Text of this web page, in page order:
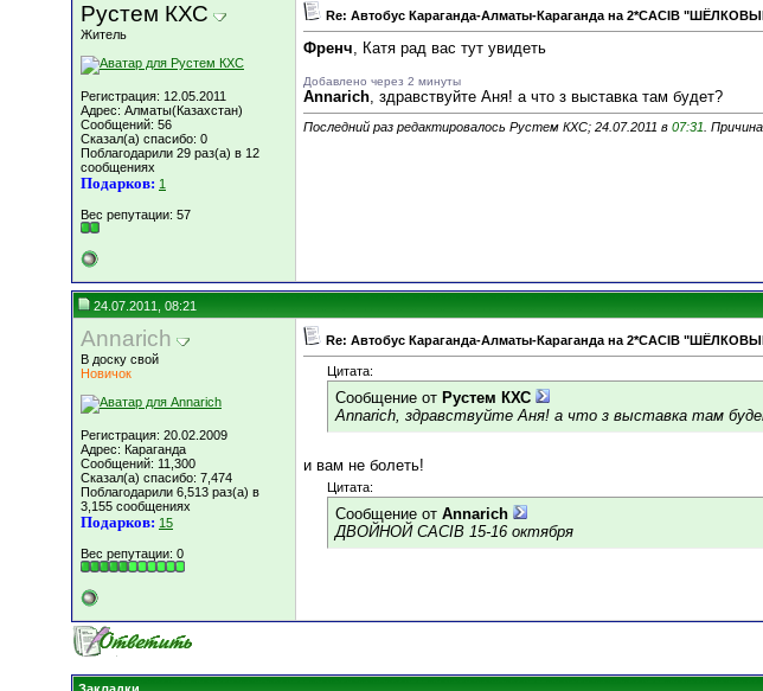
Рустем КХС
Житель
Регистрация: 12.05.2011
Адрес: Алматы(Казахстан)
Сообщений: 56
Сказал(а) спасибо: 0
Поблагодарили 29 раз(а) в 12
сообщениях
Подарков: 1
Вес репутации: 57
Re: Автобус Караганда-Алматы-Караганда на 2*CACIB
Френч, Катя рад вас тут увидеть
Добавлено через 2 минуты
Annarich, здравствуйте Аня! а что з выставка там будет?
Последний раз редактировалось Рустем КХС; 24.07.2011 в 07:31 .
24.07.2011, 08:21
Annarich
В доску свой
Новичок
Регистрация: 20.02.2009
Адрес: Караганда
Сообщений: 11,300
Сказал(а) спасибо: 7,474
Поблагодарили 6,513 раз(а) в
3,155 сообщениях
Подарков: 15
Вес репутации: 0
Re: Автобус Караганда-Алматы-Караганда на 2*CACIB
Цитата:
Сообщение от Рустем КХС
Annarich, здравствуйте Аня! а что з выставка там
и вам не болеть!
Цитата:
Сообщение от Annarich
ДВОЙНОЙ CACIB 15-16 октября